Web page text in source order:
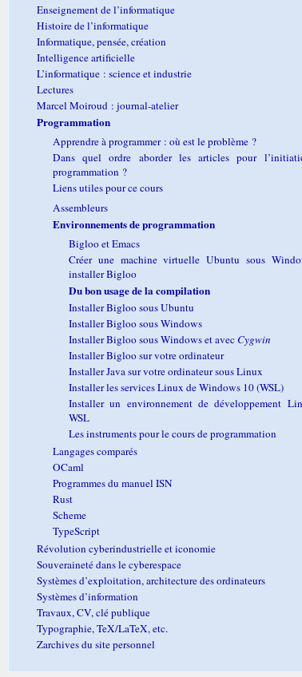
Enseignement de l’informatique
Histoire de l’informatique
Informatique, pensée, création
Intelligence artificielle
L’informatique : science et industrie
Lectures
Marcel Moiroud : journal-atelier
Programmation
Apprendre à programmer : où est le problème ?
Dans quel ordre aborder les articles pour
programmation ?
Liens utiles pour ce cours
Assembleurs
Environnements de programmation
Bigloo et Emacs
Créer une machine virtuelle Ubuntu sous
installer Bigloo
Du bon usage de la compilation
Installer Bigloo sous Ubuntu
Installer Bigloo sous Windows
Installer Bigloo sous Windows et avec Cygwin
Installer Bigloo sur votre ordinateur
Installer Java sur votre ordinateur sous Linux
Installer les services Linux de Windows 10 (WSL)
Installer un environnement de développement
WSL
Les instruments pour le cours de programmation
Langages comparés
OCaml
Programmes du manuel ISN
Rust
Scheme
TypeScript
Révolution cyberindustrielle et iconomie
Souveraineté dans le cyberespace
Systèmes d’exploitation, architecture des ordinateurs
Systèmes d’information
Travaux, CV, clé publique
Typographie, TeX/LaTeX, etc.
Zarchives du site personnel